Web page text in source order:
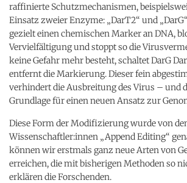
raffinierte Schutzmechanismen,
Einsatz zweier Enzyme: „DarT2“ und
gezielt einen chemischen Marker an DNA,
Vervielfältigung und stoppt so die
keine Gefahr mehr besteht, schaltet DarG
entfernt die Markierung. Dieser fein
verhindert die Ausbreitung des Virus – und
Grundlage für einen neuen Ansatz zur
Diese Form der Modifizierung wurde von
Wissenschaftler:innen „Append Editing“
können wir erstmals ganz neue Arten von
erreichen, die mit bisherigen Methoden so
erklären die Forschenden.